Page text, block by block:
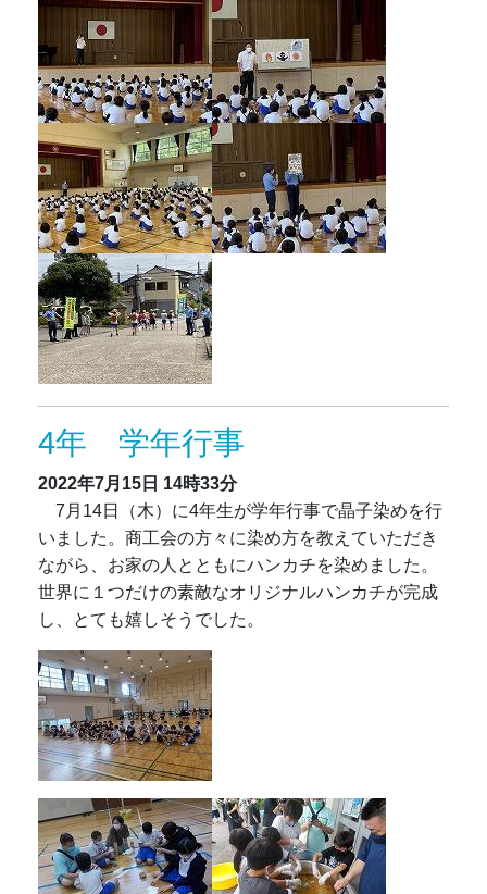
4年 学年行事
2022年7月15日 14時33分
7月14日（木）に4年生が学年行事で晶子染めを行
いました。商工会の方々に染め方を教えていただき
ながら、お家の人とともにハンカチを染めました。
世界に１つだけの素敵なオリジナルハンカチが完成
し、とても嬉しそうでした。